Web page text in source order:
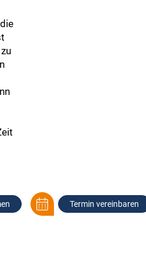
Termin vereinbaren